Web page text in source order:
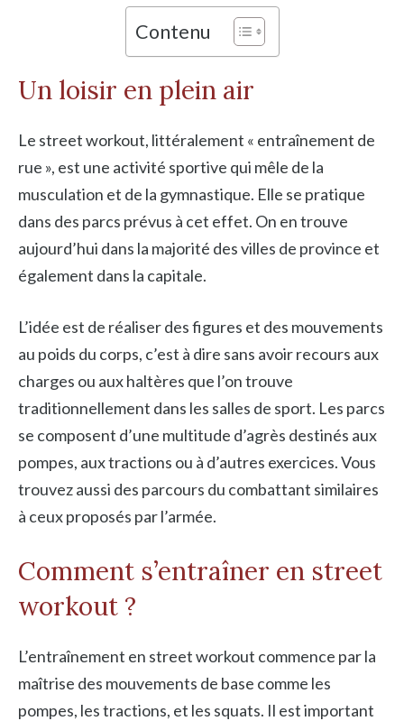
Contenu
Un loisir en plein air
Le street workout, littéralement « entraînement de
rue », est une activité sportive qui mêle de la
musculation et de la gymnastique. Elle se pratique
dans des parcs prévus à cet effet. On en trouve
aujourd’hui dans la majorité des villes de province et
également dans la capitale.
L’idée est de réaliser des figures et des mouvements
au poids du corps, c’est à dire sans avoir recours aux
charges ou aux haltères que l’on trouve
traditionnellement dans les salles de sport. Les parcs
se composent d’une multitude d’agrès destinés aux
pompes, aux tractions ou à d’autres exercices. Vous
trouvez aussi des parcours du combattant similaires
à ceux proposés par l’armée.
Comment s’entraîner en street
workout ?
L’entraînement en street workout commence par la
maîtrise des mouvements de base comme les
pompes, les tractions, et les squats. Il est important